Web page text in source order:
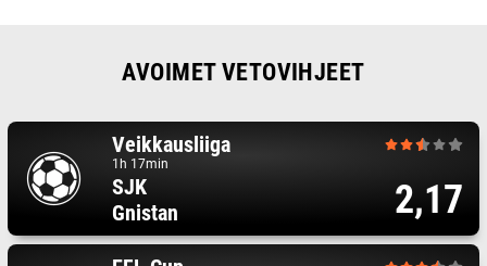
AVOIMET VETOVIHJEET
Veikkausliiga
1h 17min
SJK
Gnistan
2,17